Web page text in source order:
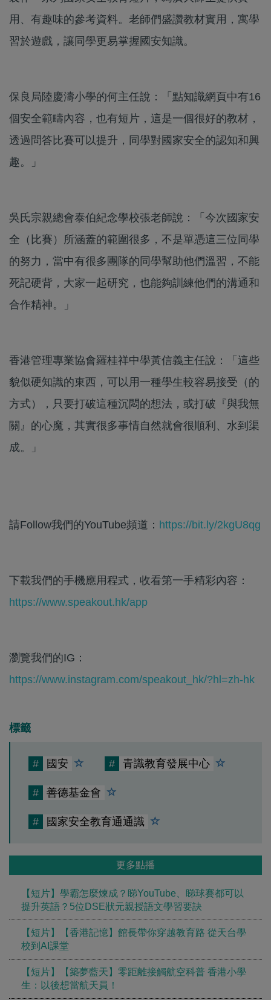
用、有趣味的參考資料。老師們盛讚教材實用，寓學
習於遊戲，讓同學更易掌握國安知識。
保良局陸慶濤小學的何主任說：「點知識網頁中有16
個安全範疇內容，也有短片，這是一個很好的教材，
透過問答比賽可以提升，同學對國家安全的認知和興
趣。」
吳氏宗親總會泰伯紀念學校張老師說：「今次國家安
全（比賽）所涵蓋的範圍很多，不是單憑這三位同學
的努力，當中有很多團隊的同學幫助他們溫習，不能
死記硬背，大家一起研究，也能夠訓練他們的溝通和
合作精神。」
香港管理專業協會羅桂祥中學黃信義主任說：「這些
貌似硬知識的東西，可以用一種學生較容易接受（的
方式），只要打破這種沉悶的想法，或打破『與我無
關』的心魔，其實很多事情自然就會很順利、水到渠
成。」
請Follow我們的YouTube頻道： https://bit.ly/2kgU8qg
下載我們的手機應用程式，收看第一手精彩內容：
https://www.speakout.hk/app
瀏覽我們的IG：
https://www.instagram.com/speakout_hk/?hl=zh-hk
標籤
# 國安 # 青識教育發展中心
# 善德基金會
# 國家安全教育通通識
更多點播
【短片】學霸怎麼煉成？睇YouTube、睇球賽都可以
提升英語？5位DSE狀元親授語文學習要訣
【短片】【香港記憶】館長帶你穿越教育路 從天台學
校到AI課堂
【短片】【築夢藍天】零距離接觸航空科普 香港小學
生：以後想當航天員！